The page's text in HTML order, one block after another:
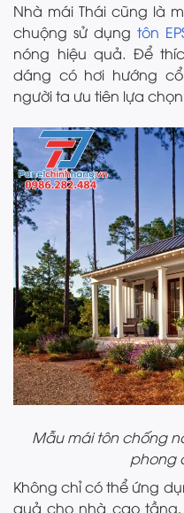
Nhà mái Thái cũng là
chuộng sử dụng tôn
nóng hiệu quả. Để
dáng có hơi hướng
người ta ưu tiên lựa
Mẫu mái tôn chống
phong
Không chỉ có thể ứng
quả cho nhà cao